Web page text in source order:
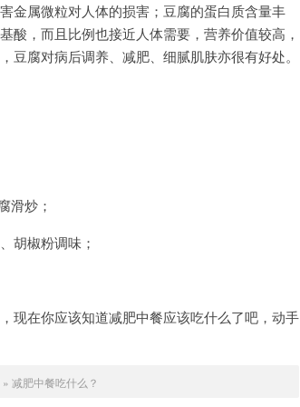
金属微粒对人体的损害；豆腐的蛋白质含量丰
酸，而且比例也接近人体需要，营养价值较高，
腐对病后调养、减肥、细腻肌肤亦很有好处。
滑炒；
胡椒粉调味；
现在你应该知道减肥中餐应该吃什么了吧，动手
» 减肥中餐吃什么？